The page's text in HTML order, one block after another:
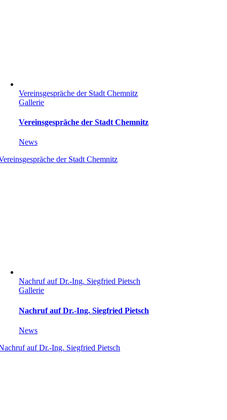
Vereinsgespräche der Stadt Chemnitz
Gallerie
Vereinsgespräche der Stadt Chemnitz
News
der Stadt Chemnitz
Nachruf auf Dr.-Ing. Siegfried Pietsch
Gallerie
Nachruf auf Dr.-Ing. Siegfried Pietsch
News
auf Dr.-Ing. Siegfried Pietsch